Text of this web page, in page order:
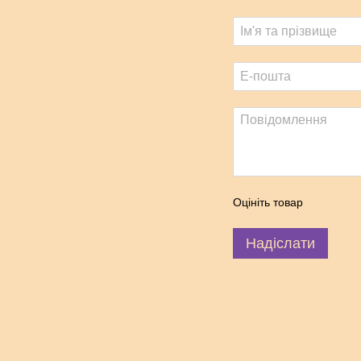
Оцініть товар
Надіслати